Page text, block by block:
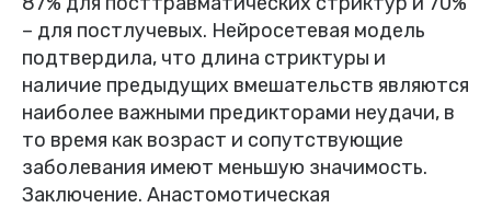
– для постлучевых. Нейросетевая модель
подтвердила, что длина стриктуры и
наличие предыдущих вмешательств являются
наиболее важными предикторами неудачи, в
то время как возраст и сопутствующие
заболевания имеют меньшую значимость.
Заключение. Анастомотическая